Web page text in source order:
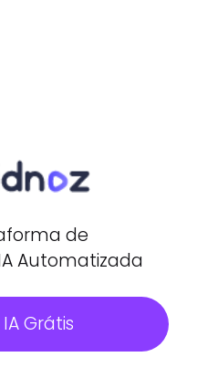
de
Automatizada
Grátis